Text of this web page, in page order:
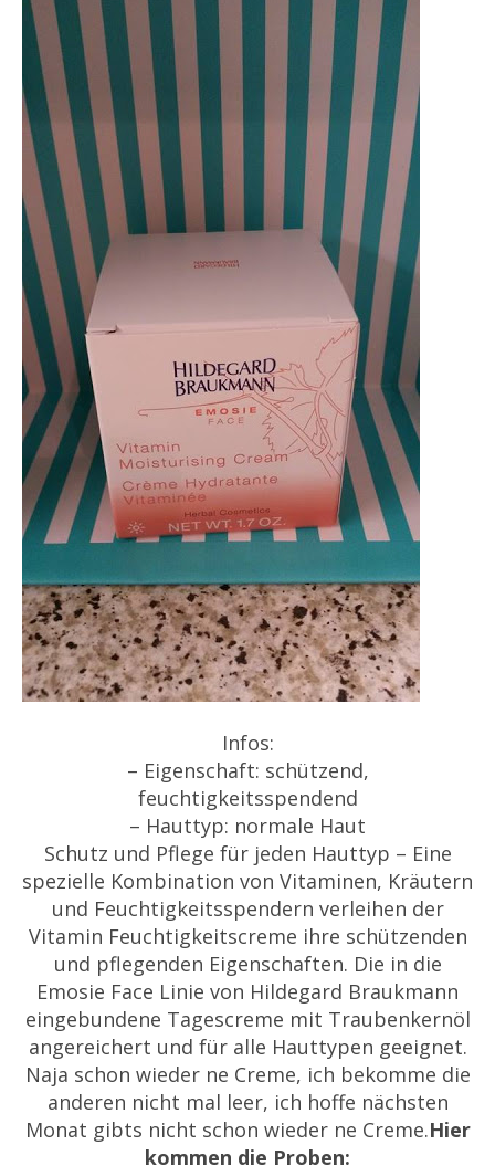
Infos:
– Eigenschaft: schützend,
feuchtigkeitsspendend
– Hauttyp: normale Haut
Schutz und Pflege für jeden Hauttyp – Eine
spezielle Kombination von Vitaminen, Kräutern
und Feuchtigkeitsspendern verleihen der
Vitamin Feuchtigkeitscreme ihre schützenden
und pflegenden Eigenschaften. Die in die
Emosie Face Linie von Hildegard Braukmann
eingebundene Tagescreme mit Traubenkernöl
angereichert und für alle Hauttypen geeignet.
Naja schon wieder ne Creme, ich bekomme die
anderen nicht mal leer, ich hoffe nächsten
Monat gibts nicht schon wieder ne Creme.Hier
kommen die Proben: